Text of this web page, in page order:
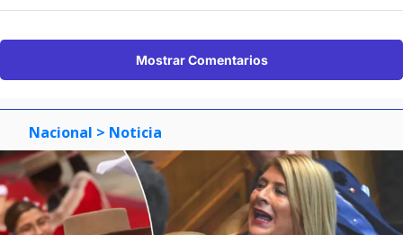
Mostrar Comentarios
Nacional > Noticia